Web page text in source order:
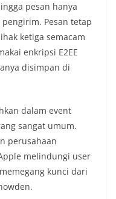
pesan hanya
Pesan tetap
ketiga semacam
enkripsi E2EE
disimpan di
dalam event
sangat umum.
perusahaan
melindungi user
kunci dari